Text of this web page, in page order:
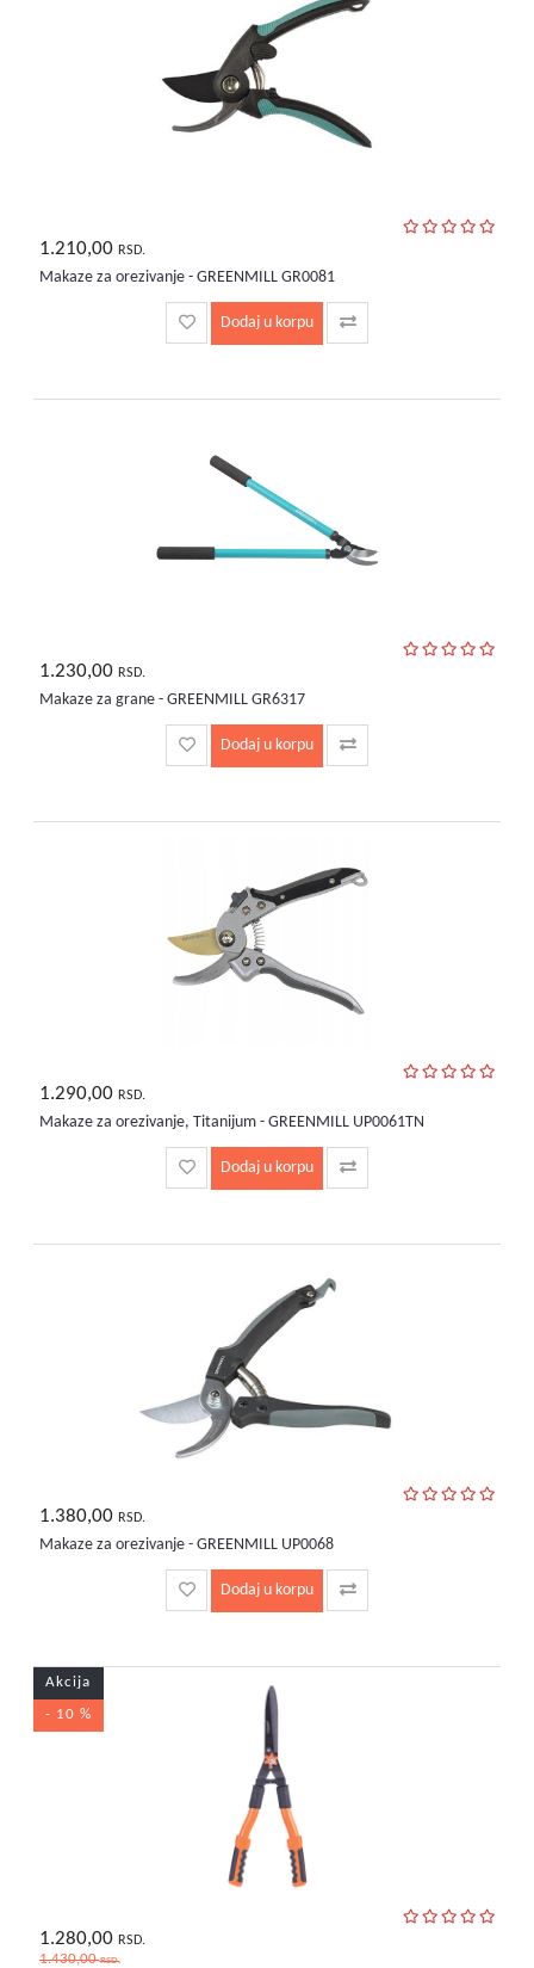
1.210,00 RSD.
Makaze za orezivanje - GREENMILL GR0081
Dodaj u korpu
1.230,00 RSD.
Makaze za grane - GREENMILL GR6317
Dodaj u korpu
1.290,00 RSD.
Makaze za orezivanje, Titanijum - GREENMILL UP0061TN
Dodaj u korpu
1.380,00 RSD.
Makaze za orezivanje - GREENMILL UP0068
Dodaj u korpu
Akcija
- 10 %
1.280,00 RSD.
1.430,00RSD.